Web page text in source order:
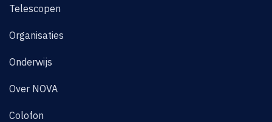
Telescopen
Organisaties
Onderwijs
Over NOVA
Colofon